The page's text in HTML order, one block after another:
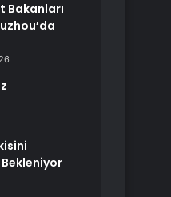
Bakanları